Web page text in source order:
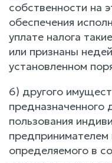
собственности на
обеспечения
уплате налога
или признаны
установленном
6) другого
предназначенного
пользования
предпринимателем
определяемого в